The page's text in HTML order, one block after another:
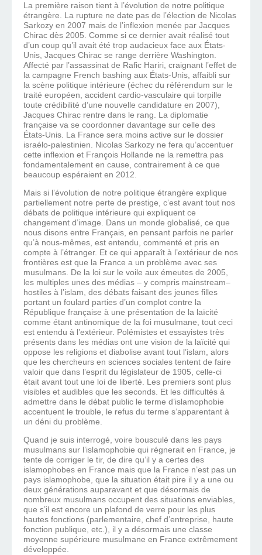
La première raison tient à l’évolution de notre politique
étrangère. La rupture ne date pas de l’élection de Nicolas
Sarkozy en 2007 mais de l’inflexion menée par Jacques
Chirac dès 2005. Comme si ce dernier avait réalisé tout
d’un coup qu’il avait été trop audacieux face aux États-
Unis, Jacques Chirac se range derrière Washington.
Affecté par l’assassinat de Rafic Hariri, craignant l’effet de
la campagne French bashing aux États-Unis, affaibli sur
la scène politique intérieure (échec du référendum sur le
traité européen, accident cardio-vasculaire qui torpille
toute crédibilité d’une nouvelle candidature en 2007),
Jacques Chirac rentre dans le rang. La diplomatie
française va se coordonner davantage sur celle des
États-Unis. La France sera moins active sur le dossier
israélo-palestinien. Nicolas Sarkozy ne fera qu’accentuer
cette inflexion et François Hollande ne la remettra pas
fondamentalement en cause, contrairement à ce que
beaucoup espéraient en 2012.
Mais si l’évolution de notre politique étrangère explique
partiellement notre perte de prestige, c’est avant tout nos
débats de politique intérieure qui expliquent ce
changement d’image. Dans un monde globalisé, ce que
nous disons entre Français, en pensant parfois ne parler
qu’à nous-mêmes, est entendu, commenté et pris en
compte à l’étranger. Et ce qui apparaît à l’extérieur de nos
frontières est que la France a un problème avec ses
musulmans. De la loi sur le voile aux émeutes de 2005,
les multiples unes des médias – y compris mainstream–
hostiles à l’islam, des débats faisant des jeunes filles
portant un foulard parties d’un complot contre la
République française à une présentation de la laïcité
comme étant antinomique de la foi musulmane, tout ceci
est entendu à l’extérieur. Polémistes et essayistes très
présents dans les médias ont une vision de la laïcité qui
oppose les religions et diabolise avant tout l’islam, alors
que les chercheurs en sciences sociales tentent de faire
valoir que dans l’esprit du législateur de 1905, celle-ci
était avant tout une loi de liberté. Les premiers sont plus
visibles et audibles que les seconds. Et les difficultés à
admettre dans le débat public le terme d’islamophobie
accentuent le trouble, le refus du terme s’apparentant à
un déni du problème.
Quand je suis interrogé, voire bousculé dans les pays
musulmans sur l’islamophobie qui régnerait en France, je
tente de corriger le tir, de dire qu’il y a certes des
islamophobes en France mais que la France n’est pas un
pays islamophobe, que la situation était pire il y a une ou
deux générations auparavant et que désormais de
nombreux musulmans occupent des situations enviables,
que s’il est encore un plafond de verre pour les plus
hautes fonctions (parlementaire, chef d’entreprise, haute
fonction publique, etc.), il y a désormais une classe
moyenne supérieure musulmane en France extrêmement
développée.